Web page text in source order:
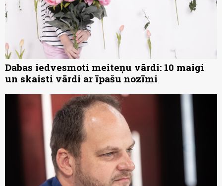
Dabas iedvesmoti meiteņu vārdi: 10 maigi
un skaisti vārdi ar īpašu nozīmi